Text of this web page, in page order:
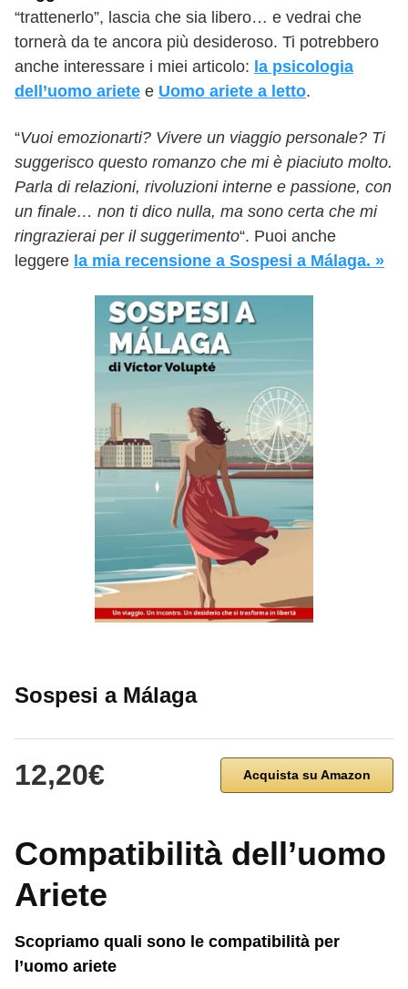
“trattenerlo”, lascia che sia libero… e vedrai che
tornerà da te ancora più desideroso. Ti potrebbero
anche interessare i miei articolo: la psicologia
dell’uomo ariete e Uomo ariete a letto.
“Vuoi emozionarti? Vivere un viaggio personale? Ti
suggerisco questo romanzo che mi è piaciuto molto.
Parla di relazioni, rivoluzioni interne e passione, con
un finale… non ti dico nulla, ma sono certa che mi
ringrazierai per il suggerimento“. Puoi anche
leggere la mia recensione a Sospesi a Málaga. »
Sospesi a Málaga
12,20€ Acquista su Amazon
Compatibilità dell’uomo
Ariete
Scopriamo quali sono le compatibilità per
l’uomo ariete